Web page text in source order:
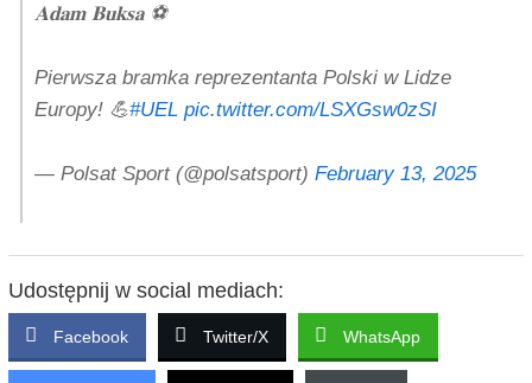
𝐀𝐝𝐚𝐦 𝐁𝐮𝐤𝐬𝐚 ⚽️
Pierwsza bramka reprezentanta Polski w Lidze
Europy! 💪#UEL pic.twitter.com/LSXGsw0zSI
— Polsat Sport (@polsatsport) February 13, 2025
Udostępnij w social mediach:
Facebook Twitter/X WhatsApp